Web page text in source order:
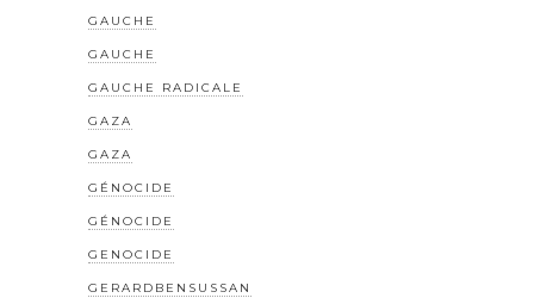
GAUCHE
GAUCHE
GAUCHE RADICALE
GAZA
GAZA
GÉNOCIDE
GÉNOCIDE
GENOCIDE
GERARDBENSUSSAN